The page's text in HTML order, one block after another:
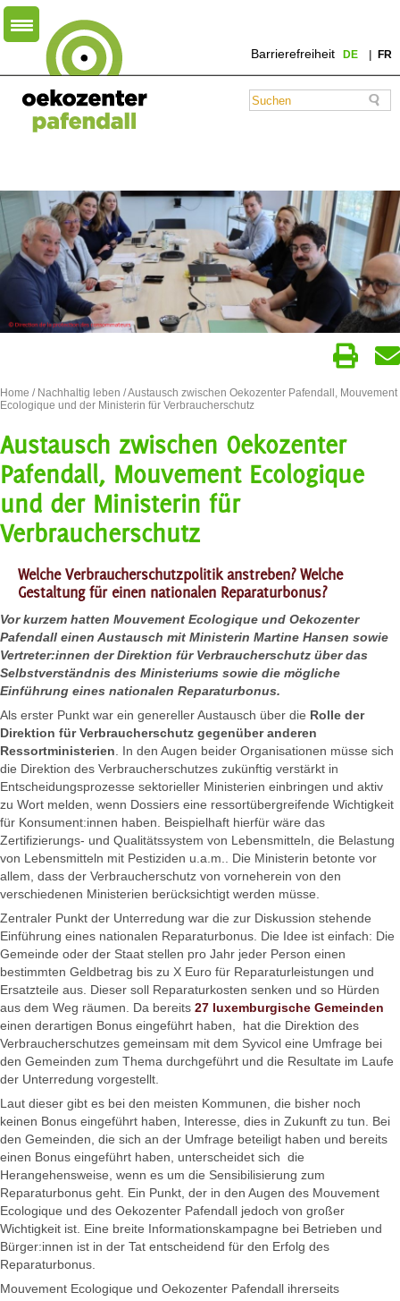
Barrierefreiheit DE FR
Home / Nachhaltig leben / Austausch zwischen Oekozenter Pafendall, Mouvement
Ecologique und der Ministerin für Verbraucherschutz
Austausch zwischen Oekozenter
Pafendall, Mouvement Ecologique
und der Ministerin für
Verbraucherschutz
Welche Verbraucherschutzpolitik anstreben? Welche
Gestaltung für einen nationalen Reparaturbonus?
Vor kurzem hatten Mouvement Ecologique und Oekozenter
Pafendall einen Austausch mit Ministerin Martine Hansen sowie
Vertreter:innen der Direktion für Verbraucherschutz über das
Selbstverständnis des Ministeriums sowie die mögliche
Einführung eines nationalen Reparaturbonus.
Als erster Punkt war ein genereller Austausch über die Rolle der
Direktion für Verbraucherschutz gegenüber anderen
Ressortministerien. In den Augen beider Organisationen müsse sich
die Direktion des Verbraucherschutzes zukünftig verstärkt in
Entscheidungsprozesse sektorieller Ministerien einbringen und aktiv
zu Wort melden, wenn Dossiers eine ressortübergreifende Wichtigkeit
für Konsument:innen haben. Beispielhaft hierfür wäre das
Zertifizierungs- und Qualitätssystem von Lebensmitteln, die Belastung
von Lebensmitteln mit Pestiziden u.a.m.. Die Ministerin betonte vor
allem, dass der Verbraucherschutz von vorneherein von den
verschiedenen Ministerien berücksichtigt werden müsse.
Zentraler Punkt der Unterredung war die zur Diskussion stehende
Einführung eines nationalen Reparaturbonus. Die Idee ist einfach: Die
Gemeinde oder der Staat stellen pro Jahr jeder Person einen
bestimmten Geldbetrag bis zu X Euro für Reparaturleistungen und
Ersatzteile aus. Dieser soll Reparaturkosten senken und so Hürden
aus dem Weg räumen. Da bereits 27 luxemburgische Gemeinden
einen derartigen Bonus eingeführt haben, hat die Direktion des
Verbraucherschutzes gemeinsam mit dem Syvicol eine Umfrage bei
den Gemeinden zum Thema durchgeführt und die Resultate im Laufe
der Unterredung vorgestellt.
Laut dieser gibt es bei den meisten Kommunen, die bisher noch
keinen Bonus eingeführt haben, Interesse, dies in Zukunft zu tun. Bei
den Gemeinden, die sich an der Umfrage beteiligt haben und bereits
einen Bonus eingeführt haben, unterscheidet sich die
Herangehensweise, wenn es um die Sensibilisierung zum
Reparaturbonus geht. Ein Punkt, der in den Augen des Mouvement
Ecologique und des Oekozenter Pafendall jedoch von großer
Wichtigkeit ist. Eine breite Informationskampagne bei Betrieben und
Bürger:innen ist in der Tat entscheidend für den Erfolg des
Reparaturbonus.
Mouvement Ecologique und Oekozenter Pafendall ihrerseits